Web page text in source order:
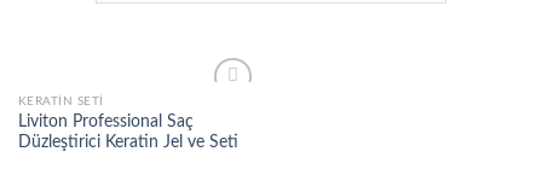
KERATIN SETI
Liviton Professional Saç
Düzleştirici Keratin Jel ve Seti